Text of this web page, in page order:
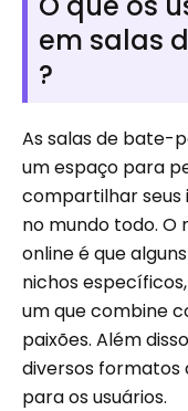
em salas
?
As salas de bate-
um espaço para
compartilhar seus
no mundo todo. O
online é que
nichos
um que combine
paixões. Além
diversos
para os usuários.